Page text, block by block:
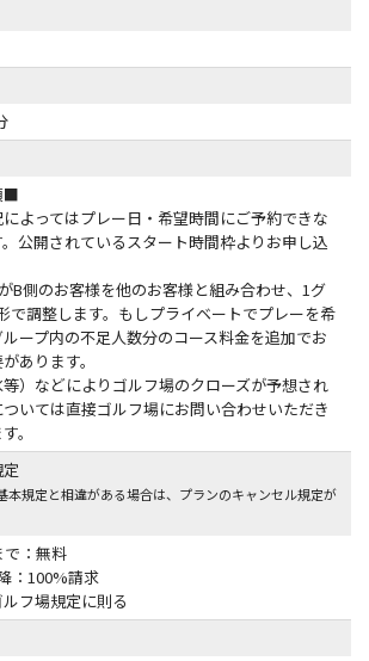
■
よってはプレー日・希望時間にご予約できな
公開されているスタート時間枠よりお申し込
B側のお客様を他のお客様と組み合わせ、1グ
で調整します。もしプライベートでプレーを希
ープ内の不足人数分のコース料金を追加でお
あります。
）などによりゴルフ場のクローズが予想され
いては直接ゴルフ場にお問い合わせいただき
。
本規定と相違がある場合は、プランのキャンセル規定が
で：無料
：100%請求
フ場規定に則る